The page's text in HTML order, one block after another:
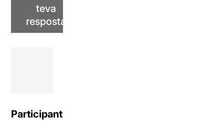
teva
resposta
Participants